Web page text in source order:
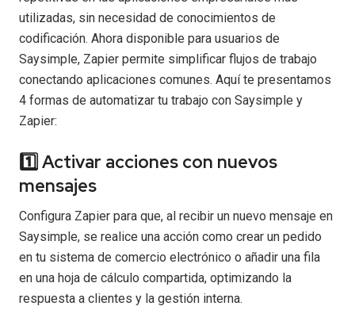
utilizadas, sin necesidad de conocimientos de
codificación. Ahora disponible para usuarios de
Saysimple, Zapier permite simplificar flujos de trabajo
conectando aplicaciones comunes. Aquí te presentamos
4 formas de automatizar tu trabajo con Saysimple y
Zapier:
1️⃣ Activar acciones con nuevos
mensajes
Configura Zapier para que, al recibir un nuevo mensaje en
Saysimple, se realice una acción como crear un pedido
en tu sistema de comercio electrónico o añadir una fila
en una hoja de cálculo compartida, optimizando la
respuesta a clientes y la gestión interna.